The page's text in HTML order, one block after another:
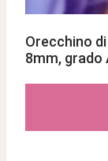
Orecchino
8mm, grado